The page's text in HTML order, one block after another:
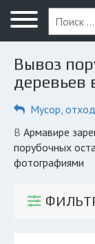
Главная
Вопрос
Компании
КОМПАНИЯМ
Вывоз
деревьев
Мусор,
в Армавире зарегистрированы 4 компании по вывозу
порубочных
фотографиями